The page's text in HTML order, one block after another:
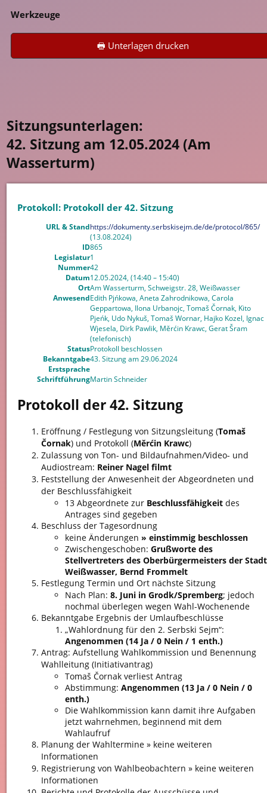
Werkzeuge
🖶 Unterlagen drucken
Sitzungsunterlagen:
42. Sitzung am 12.05.2024 (Am
Wasserturm)
Protokoll: Protokoll der 42. Sitzung
URL & Standhttps://dokumenty.serbskisejm.de/de/protocol/865/
(13.08.2024)
ID865
Legislatur1
Nummer42
Datum12.05.2024, (14:40 – 15:40)
OrtAm Wasserturm, Schweigstr. 28, Weißwasser
AnwesendEdith Pjńkowa, Aneta Zahrodnikowa, Carola
Geppartowa, Ilona Urbanojc, Tomaš Čornak, Kito
Pjeńk, Udo Nykuš, Tomaš Wornar, Hajko Kozel, Ignac
Wjesela, Dirk Pawlik, Měrćin Krawc, Gerat Šram
(telefonisch)
StatusProtokoll beschlossen
Bekanntgabe43. Sitzung am 29.06.2024
Erstsprache
SchriftführungMartin Schneider
Protokoll der 42. Sitzung
Eröffnung / Festlegung von Sitzungsleitung (Tomaš
Čornak) und Protokoll (Měrćin Krawc)
Zulassung von Ton- und Bildaufnahmen/Video- und
Audiostream: Reiner Nagel filmt
Feststellung der Anwesenheit der Abgeordneten und
der Beschlussfähigkeit
13 Abgeordnete zur Beschlussfähigkeitdes
Antrages sind gegeben
Beschluss der Tagesordnung
keine Änderungen » einstimmig beschlossen
Zwischengeschoben: Grußworte des
Stellvertreters des Oberbürgermeisters der Stadt
Weißwasser, Bernd Frommelt
Festlegung Termin und Ort nächste Sitzung
Nach Plan: 8. Juni in Grodk/Spremberg; jedoch
nochmal überlegen wegen Wahl-Wochenende
Bekanntgabe Ergebnis der Umlaufbeschlüsse
„Wahlordnung für den 2. Serbski Sejm“:
Angenommen (14 Ja / 0 Nein / 1 enth.)
Antrag: Aufstellung Wahlkommission und Benennung
Wahlleitung (Initiativantrag)
Tomaš Čornak verliest Antrag
Abstimmung: Angenommen (13 Ja / 0 Nein / 0
enth.)
Die Wahlkommission kann damit ihre Aufgaben
jetzt wahrnehmen, beginnend mit dem
Wahlaufruf
Planung der Wahltermine » keine weiteren
Informationen
Registrierung von Wahlbeobachtern » keine weiteren
Informationen